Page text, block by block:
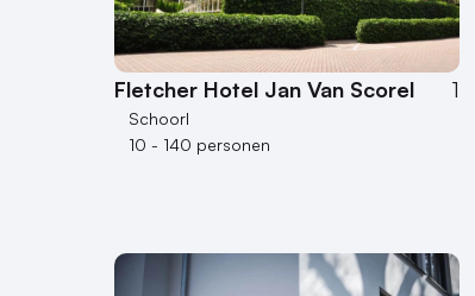
Fletcher Hotel Jan Van Scorel 1
Schoorl
10 - 140 personen